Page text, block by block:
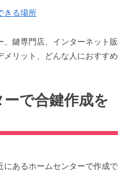
きる場所
鍵専門店、インターネット販
リット、どんな人におすすめ
で合鍵作成を
にあるホームセンターで作成で